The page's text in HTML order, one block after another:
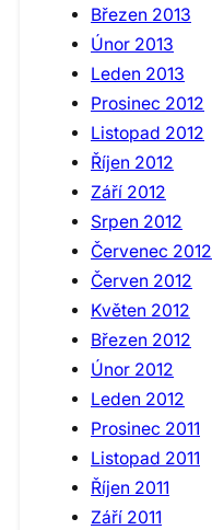
Březen 2013
Únor 2013
Leden 2013
Prosinec 2012
Listopad 2012
Říjen 2012
Září 2012
Srpen 2012
Červenec 2012
Červen 2012
Květen 2012
Březen 2012
Únor 2012
Leden 2012
Prosinec 2011
Listopad 2011
Říjen 2011
Září 2011